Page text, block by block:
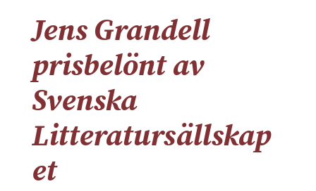
Jens Grandell
prisbelönt av
Svenska
Litteratursällskap
et